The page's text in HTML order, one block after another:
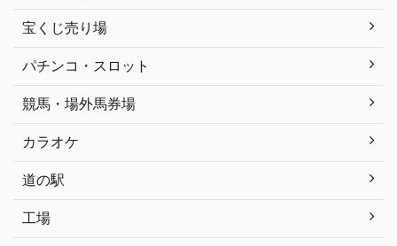
宝くじ売り場
パチンコ・スロット
競馬・場外馬券場
カラオケ
道の駅
工場